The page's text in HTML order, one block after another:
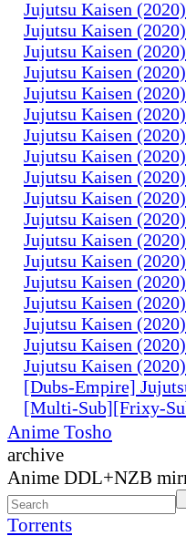
Jujutsu Kaisen
Jujutsu Kaisen
Jujutsu Kaisen
Jujutsu Kaisen
Jujutsu Kaisen
Jujutsu Kaisen
Jujutsu Kaisen
Jujutsu Kaisen
Jujutsu Kaisen
Jujutsu Kaisen
Jujutsu Kaisen
Jujutsu Kaisen
Jujutsu Kaisen
Jujutsu Kaisen
Jujutsu Kaisen
Jujutsu Kaisen
Jujutsu Kaisen
Jujutsu Kaisen
[Dubs-Empire]
[Multi-Sub][Frixy-
Anime Tosho
archive
Anime DDL+NZB
Torrents